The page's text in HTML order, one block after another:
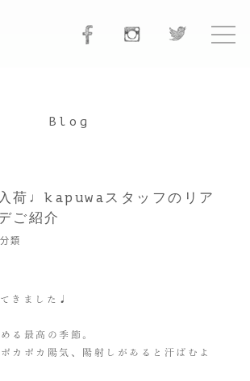
Blog
荷♩kapuwaスタッフのリア
ご紹介
類
きました♩
る最高の季節。
カポカ陽気、陽射しがあると汗ばむよ